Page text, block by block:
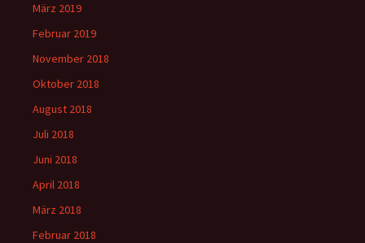
März 2019
Februar 2019
November 2018
Oktober 2018
August 2018
Juli 2018
Juni 2018
April 2018
März 2018
Februar 2018